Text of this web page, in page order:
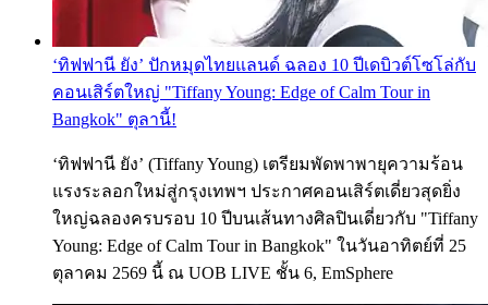
‘ทิฟฟานี ยัง’ ปักหมุดไทยแลนด์ ฉลอง 10 ปีเดบิวต์โซโล่กับ
คอนเสิร์ตใหญ่ "Tiffany Young: Edge of Calm Tour in
Bangkok" ตุลานี้!
‘ทิฟฟานี ยัง’ (Tiffany Young) เตรียมพัดพาพายุความร้อน
แรงระลอกใหม่สู่กรุงเทพฯ ประกาศคอนเสิร์ตเดี่ยวสุดยิ่ง
ใหญ่ฉลองครบรอบ 10 ปีบนเส้นทางศิลปินเดี่ยวกับ "Tiffany
Young: Edge of Calm Tour in Bangkok" ในวันอาทิตย์ที่ 25
ตุลาคม 2569 นี้ ณ UOB LIVE ชั้น 6, EmSphere